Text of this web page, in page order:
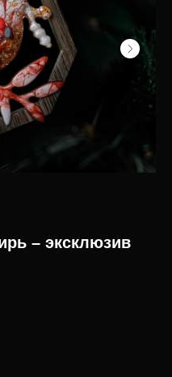
– эксклюзив
ёлочная
INCRUA